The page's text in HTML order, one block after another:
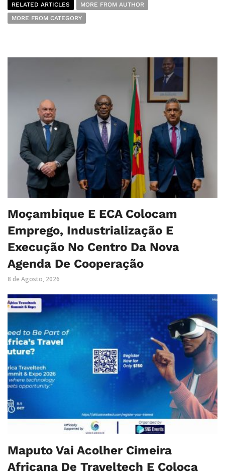
RELATED ARTICLES
MORE FROM AUTHOR
MORE FROM CATEGORY
Moçambique E ECA Colocam
Emprego, Industrialização E
Execução No Centro Da Nova
Agenda De Cooperação
8 de Agosto, 2026
Maputo Vai Acolher Cimeira
Africana De Traveltech E Coloca